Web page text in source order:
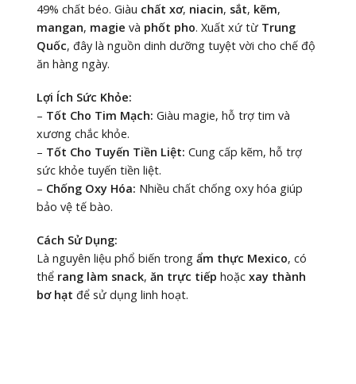
49% chất béo. Giàu chất xơ, niacin, sắt, kẽm,
mangan, magie và phốt pho. Xuất xứ từ Trung
Quốc, đây là nguồn dinh dưỡng tuyệt vời cho chế độ
ăn hàng ngày.
Lợi Ích Sức Khỏe:
– Tốt Cho Tim Mạch: Giàu magie, hỗ trợ tim và
xương chắc khỏe.
– Tốt Cho Tuyến Tiền Liệt: Cung cấp kẽm, hỗ trợ
sức khỏe tuyến tiền liệt.
– Chống Oxy Hóa: Nhiều chất chống oxy hóa giúp
bảo vệ tế bào.
Cách Sử Dụng:
Là nguyên liệu phổ biến trongẩm thực Mexico, có
thể rang làm snack,ăn trực tiếp hoặcxay thành
bơ hạt để sử dụng linh hoạt.